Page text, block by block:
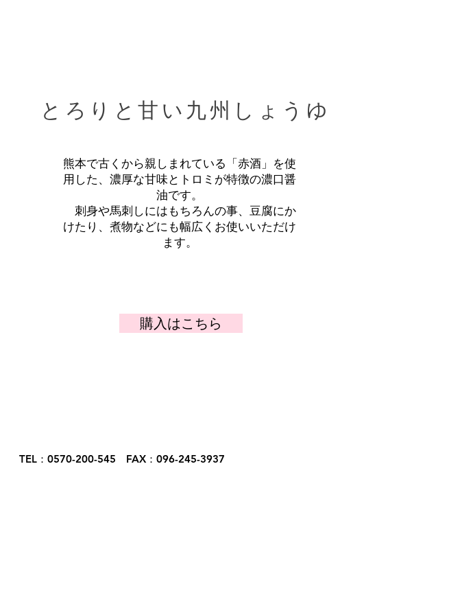
とろりと甘い九州しょうゆ
熊本で古くから親しまれている「赤酒」を使
用した、濃厚な甘味とトロミが特徴の濃口醤
油です。
刺身や馬刺しにはもちろんの事、豆腐にか
けたり、煮物などにも幅広くお使いいただけ
ます。
購入はこちら
TEL：0570-200-545 FAX：096-245-3937